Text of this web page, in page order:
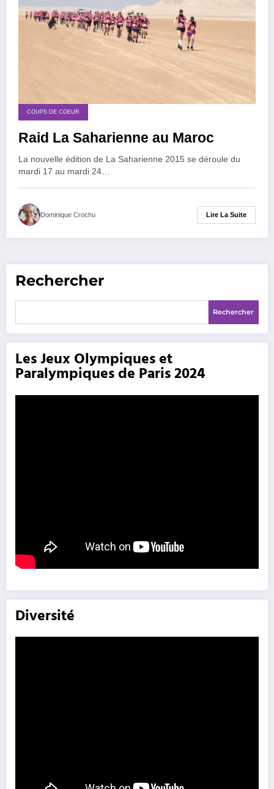
COUPS DE COEUR
Raid La Saharienne au Maroc
La nouvelle édition de La Saharienne 2015 se déroule du
mardi 17 au mardi 24…
Dominique Crochu Lire La Suite
Rechercher
Rechercher
Les Jeux Olympiques et
Paralympiques de Paris 2024
Diversité